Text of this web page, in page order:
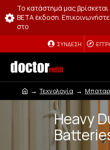
Το κατάστημά μας
BETA έκδοση.
στο
ΣΎΝΔΕΣΗ
Τεχνολογία
Heavy